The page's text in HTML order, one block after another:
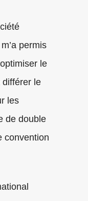
permis
le
différer le
les
de double
convention